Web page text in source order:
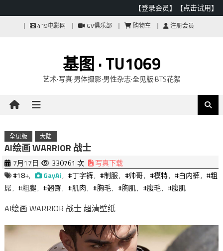
【登录会员】 【点击试用】
419电影网 GV俱乐部 购物车 注册会员
基图 · TU1069
艺术·写真·男体摄影·男性杂志·全见版·BTS花絮
全见版 大陆
AI绘画 WARRIOR 战士
7月17日 330761 次
写真下载
#18+, GayAi, #丁字裤, #制服, #帅哥, #模特, #白内裤, #粗
屌, #粗腿, #翘臀, #肌肉, #胸毛, #胸肌, #腹毛, #腹肌
AI绘画 WARRIOR 战士 超清壁纸